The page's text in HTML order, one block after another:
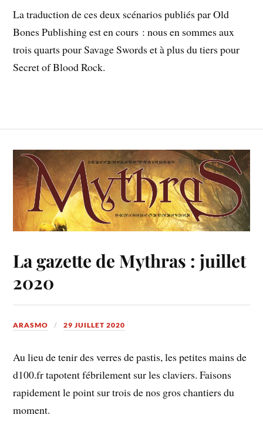
La traduction de ces deux scénarios publiés par Old
Bones Publishing est en cours : nous en sommes aux
trois quarts pour Savage Swords et à plus du tiers pour
Secret of Blood Rock.
La gazette de Mythras : juillet
2020
ARASMO 29 JUILLET 2020
Au lieu de tenir des verres de pastis, les petites mains de
d100.fr tapotent fébrilement sur les claviers. Faisons
rapidement le point sur trois de nos gros chantiers du
moment.